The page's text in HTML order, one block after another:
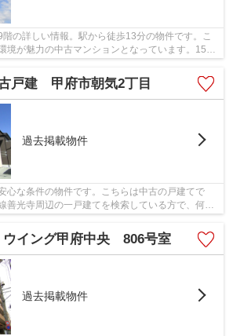
の詳しい情報。駅から徒歩13分の物件です。こ
境が魅力の中古マンションとなっています。15階
戸建 甲府市朝気2丁目
過去掲載物件
心な条件の物件です。こちらは中古の戸建てで
善光寺周辺の一戸建てを検索している方で、何か
ウイング甲府中央 806号室
過去掲載物件